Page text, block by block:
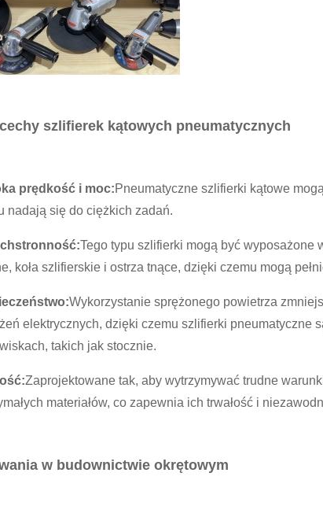
cechy szlifierek kątowych pneumatycznych
prędkość i moc:Pneumatyczne szlifierki kątowe
nadają się do ciężkich zadań.
Tego typu szlifierki mogą być wyposażone
koła szlifierskie i ostrza tnące, dzięki czemu mogą
Wykorzystanie sprężonego powietrza
elektrycznych, dzięki czemu szlifierki pneumatyczne
takich jak stocznie.
Zaprojektowane tak, aby wytrzymywać trudne
materiałów, co zapewnia ich trwałość i
w budownictwie okrętowym